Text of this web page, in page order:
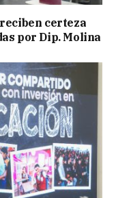
certeza
por Dip. Molina